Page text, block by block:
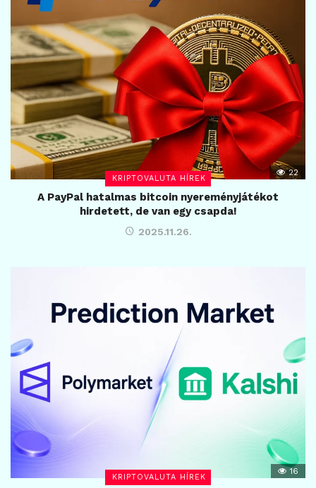
KRIPTOVALUTA HÍREK
22
A PayPal hatalmas bitcoin nyereményjátékot
hirdetett, de van egy csapda!
2025.11.26.
KRIPTOVALUTA HÍREK
16